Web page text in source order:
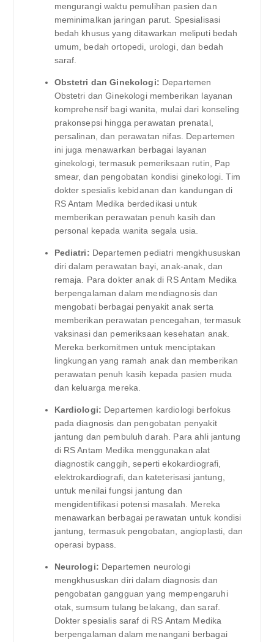
mengurangi waktu pemulihan pasien dan
meminimalkan jaringan parut. Spesialisasi
bedah khusus yang ditawarkan meliputi bedah
umum, bedah ortopedi, urologi, dan bedah
saraf.
Obstetri dan Ginekologi: Departemen
Obstetri dan Ginekologi memberikan layanan
komprehensif bagi wanita, mulai dari konseling
prakonsepsi hingga perawatan prenatal,
persalinan, dan perawatan nifas. Departemen
ini juga menawarkan berbagai layanan
ginekologi, termasuk pemeriksaan rutin, Pap
smear, dan pengobatan kondisi ginekologi. Tim
dokter spesialis kebidanan dan kandungan di
RS Antam Medika berdedikasi untuk
memberikan perawatan penuh kasih dan
personal kepada wanita segala usia.
Pediatri: Departemen pediatri mengkhususkan
diri dalam perawatan bayi, anak-anak, dan
remaja. Para dokter anak di RS Antam Medika
berpengalaman dalam mendiagnosis dan
mengobati berbagai penyakit anak serta
memberikan perawatan pencegahan, termasuk
vaksinasi dan pemeriksaan kesehatan anak.
Mereka berkomitmen untuk menciptakan
lingkungan yang ramah anak dan memberikan
perawatan penuh kasih kepada pasien muda
dan keluarga mereka.
Kardiologi: Departemen kardiologi berfokus
pada diagnosis dan pengobatan penyakit
jantung dan pembuluh darah. Para ahli jantung
di RS Antam Medika menggunakan alat
diagnostik canggih, seperti ekokardiografi,
elektrokardiografi, dan kateterisasi jantung,
untuk menilai fungsi jantung dan
mengidentifikasi potensi masalah. Mereka
menawarkan berbagai perawatan untuk kondisi
jantung, termasuk pengobatan, angioplasti, dan
operasi bypass.
Neurologi: Departemen neurologi
mengkhususkan diri dalam diagnosis dan
pengobatan gangguan yang mempengaruhi
otak, sumsum tulang belakang, dan saraf.
Dokter spesialis saraf di RS Antam Medika
berpengalaman dalam menangani berbagai